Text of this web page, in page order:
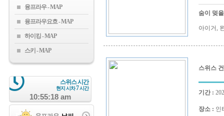
융프라우
융프라우요흐
하이킹
스키
스위스 시간
현지 시차7시간
10:55:18 am
숨이 멎
아이거,
스위스
기간 :
장소 : 인